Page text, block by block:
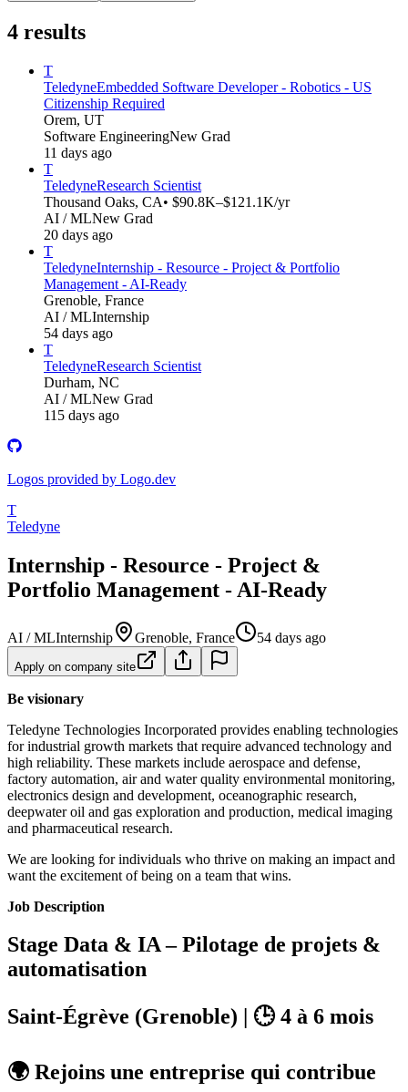
4 results
T
TeledyneEmbedded Software Developer - Robotics - US
Citizenship Required
Orem, UT
Software EngineeringNew Grad
11 days ago
T
TeledyneResearch Scientist
Thousand Oaks, CA• $90.8K–$121.1K/yr
AI / MLNew Grad
20 days ago
T
TeledyneInternship - Resource - Project & Portfolio
Management - AI‑Ready
Grenoble, France
AI / MLInternship
54 days ago
T
TeledyneResearch Scientist
Durham, NC
AI / MLNew Grad
115 days ago
Logos provided by Logo.dev
T
Teledyne
Internship - Resource - Project &
Portfolio Management - AI‑Ready
AI / MLInternship Grenoble, France 54 days ago
Apply on company site
Be visionary
Teledyne Technologies Incorporated provides enabling technologies
for industrial growth markets that require advanced technology and
high reliability. These markets include aerospace and defense,
factory automation, air and water quality environmental monitoring,
electronics design and development, oceanographic research,
deepwater oil and gas exploration and production, medical imaging
and pharmaceutical research.​
We are looking for individuals who thrive on making an impact and
want the excitement of being on a team that wins.
Job Description
Stage Data & IA – Pilotage de projets &
automatisation
Saint-Égrève (Grenoble) | 🕒 4 à 6 mois
🌍 Rejoins une entreprise qui contribue